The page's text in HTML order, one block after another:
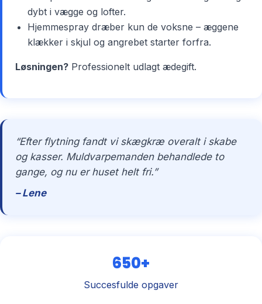
dybt i vægge og lofter.
Hjemmespray dræber kun de voksne – æggene
klækker i skjul og angrebet starter forfra.
Løsningen? Professionelt udlagt ædegift.
“Efter flytning fandt vi skægkræ overalt i skabe
og kasser. Muldvarpemanden behandlede to
gange, og nu er huset helt fri.”
– Lene
650+
Succesfulde opgaver